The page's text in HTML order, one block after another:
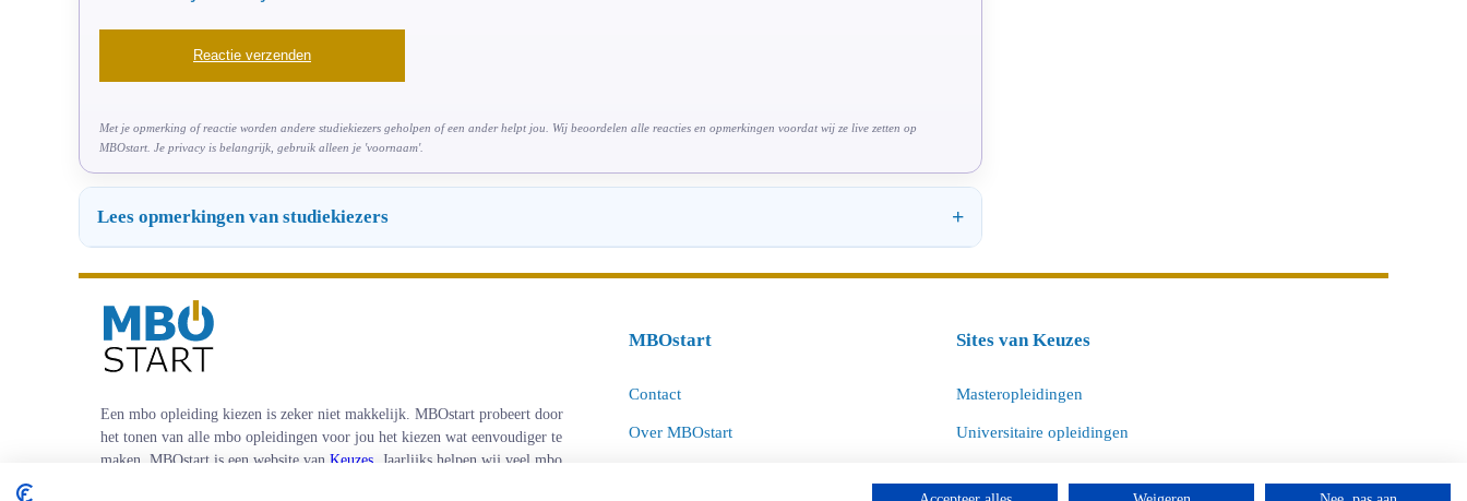
Met je opmerking of reactie worden andere studiekiezers geholpen of een ander helpt jou. Wij beoordelen alle reacties en opmerkingen voordat wij ze live zetten op
MBOstart. Je privacy is belangrijk, gebruik alleen je 'voornaam'.
Lees opmerkingen van studiekiezers
Een mbo opleiding kiezen is zeker niet makkelijk. MBOstart probeert door
het tonen van alle mbo opleidingen voor jou het kiezen wat eenvoudiger te
maken. MBOstart is een website van Keuzes . Jaarlijks helpen wij veel mbo
MBOstart
Contact
Over MBOstart
Sites van Keuzes
Masteropleidingen
Universitaire opleidingen